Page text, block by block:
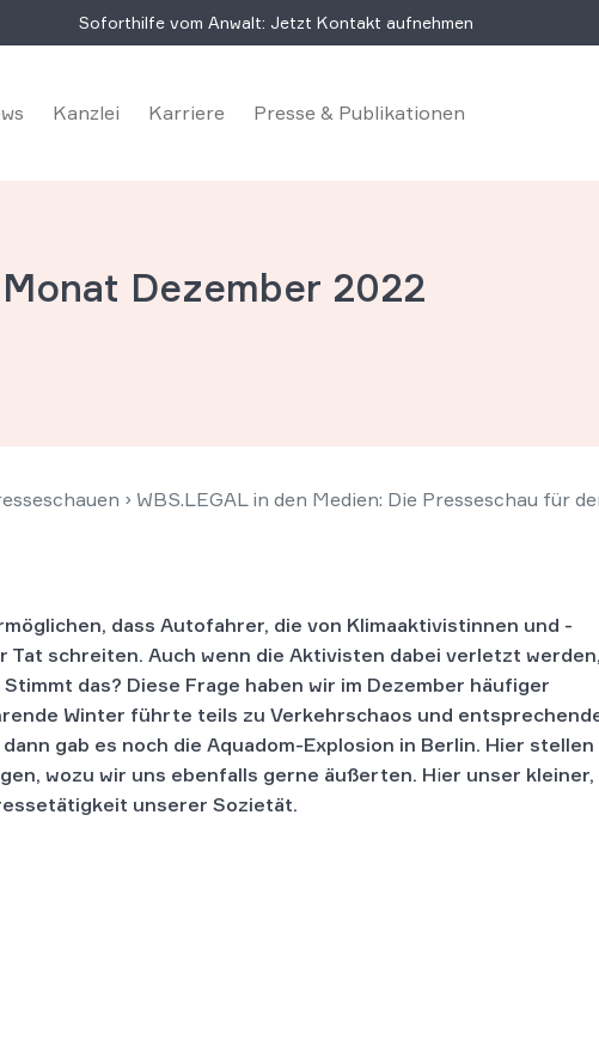
Soforthilfe vom Anwalt: Jetzt Kontakt aufnehmen
Kanzlei Karriere Presse & Publikationen
Dezember 2022
› WBS.LEGAL in den Medien: Die Presseschau für
dass Autofahrer, die von Klimaaktivistinnen und -
schreiten. Auch wenn die Aktivisten dabei verletzt werden,
das? Diese Frage haben wir im Dezember häufiger
Winter führte teils zu Verkehrschaos und
gab es noch die Aquadom-Explosion in Berlin. Hier stellen
wozu wir uns ebenfalls gerne äußerten. Hier unser kleiner,
unserer Sozietät.